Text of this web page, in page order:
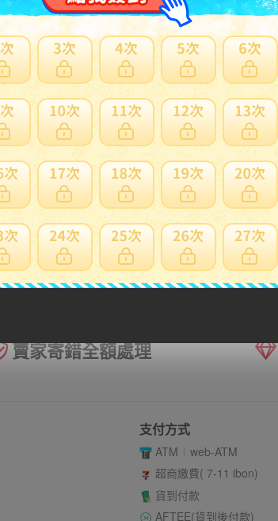
賣家寄錯全額處理
支付方式
ATM
web-ATM
超商繳費( 7-11 ibon)
貨到付款
AFTEE(貨到後付款)